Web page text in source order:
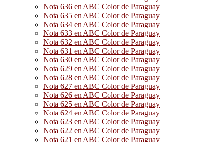
Nota 636 en ABC Color de Paraguay
Nota 635 en ABC Color de Paraguay
Nota 634 en ABC Color de Paraguay
Nota 633 en ABC Color de Paraguay
Nota 632 en ABC Color de Paraguay
Nota 631 en ABC Color de Paraguay
Nota 630 en ABC Color de Paraguay
Nota 629 en ABC Color de Paraguay
Nota 628 en ABC Color de Paraguay
Nota 627 en ABC Color de Paraguay
Nota 626 en ABC Color de Paraguay
Nota 625 en ABC Color de Paraguay
Nota 624 en ABC Color de Paraguay
Nota 623 en ABC Color de Paraguay
Nota 622 en ABC Color de Paraguay
Nota 621 en ABC Color de Paraguay